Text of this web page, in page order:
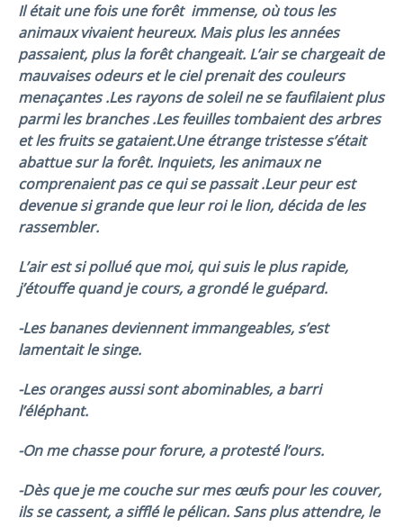
Il était une fois uneforêtimmense, oùtous les
animaux vivaient heureux. Mais plus les années
passaient, plus laforêtchangeait. L’air se chargeait de
mauvaises odeurs et le ciel prenait des couleurs
menaçantes .Les rayons de soleil ne se faufilaient plus
parmi les branches .Les feuilles tombaient des arbres
et les fruits se gataient.Une étrange tristesse s’était
abattue sur laforêt. Inquiets, les animaux ne
comprenaient pas ce qui se passait .Leur peur est
devenue si grande que leur roi le lion, décida de les
rassembler.
L’air est si pollué que moi, qui suis le plus rapide,
j’étouffe quand je cours, a grondé le guépard.
-Les bananes deviennent immangeables, s’est
lamentait le singe.
-Les oranges aussi sont abominables, a barri
l’éléphant.
-On me chasse pour forure, a protesté l’ours.
-Dès que je me couche sur mes œufs pour les couver,
ils se cassent, a sifflé le pélican. Sans plus attendre, le